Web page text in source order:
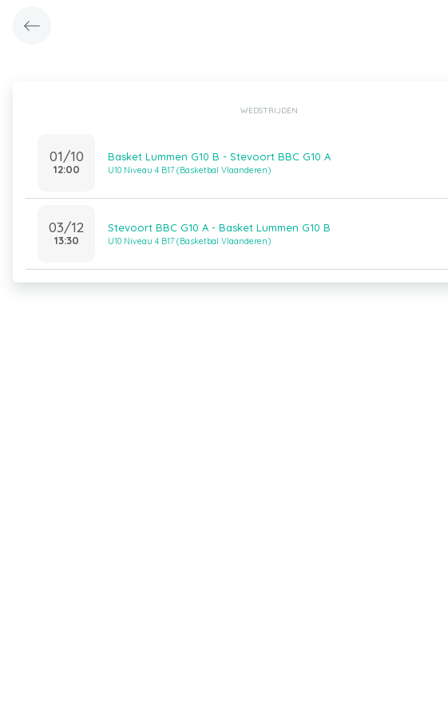
WEDSTRIJDEN
01/10
12:00
Basket Lummen G10 B - Stevoort BBC G10 A
U10 Niveau 4 B17 (Basketbal Vlaanderen)
03/12
13:30
Stevoort BBC G10 A - Basket Lummen G10 B
U10 Niveau 4 B17 (Basketbal Vlaanderen)